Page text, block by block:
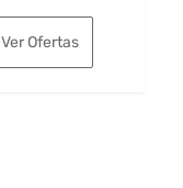
original
era:
es:
Ver Ofertas